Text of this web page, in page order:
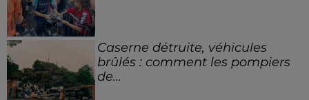
Caserne détruite, véhicules
brûlés : comment les pompiers
de...